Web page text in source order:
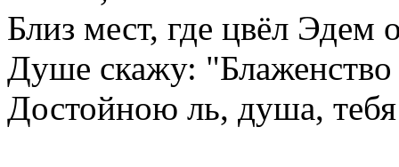
Близ мест, где цвёл Эдем
Душе скажу: "Блаженство
Достойною ль, душа,